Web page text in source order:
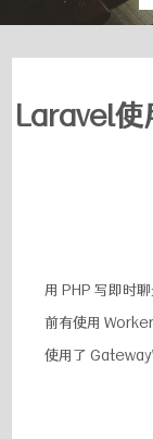
Laravel使
用 PHP 写即时
前有使用
使用了